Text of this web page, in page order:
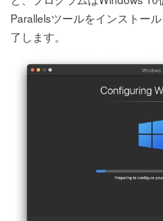
Parallelsツールをインストー
了します。